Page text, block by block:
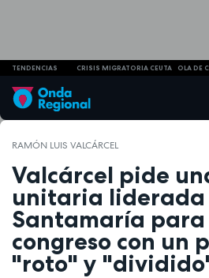
TENDENCIAS CRISIS MIGRATORIA CEUTA OLA DE
RAMÓN LUIS VALCÁRCEL
Valcárcel pide
unitaria liderada
Santamaría
congreso con un
"roto" y